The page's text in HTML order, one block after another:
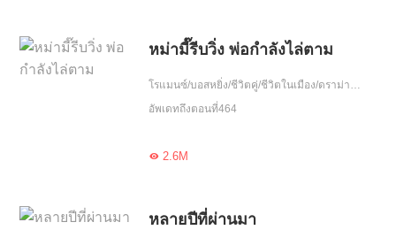
หม่ามี๊รีบวิ่ง พ่อกำลังไล่ตาม
โรแมนซ์/บอสหยิ่ง/ชีวิตคู่/ชีวิตในเมือง/ดราม่า/ฮอต/รักหวานฉ่ำ/หนีพร้อมลูก/รักคืนเดียว/วงการบันเทิง
อัพเดทถึงตอนที่464
2.6M
หลายปีที่ผ่านมา